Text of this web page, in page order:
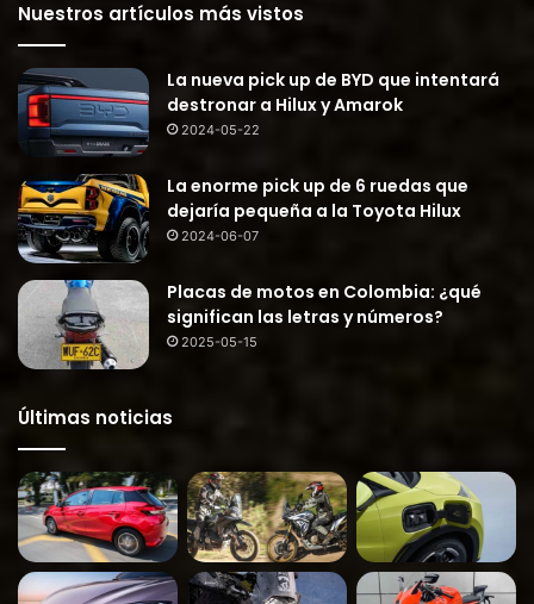
Nuestros artículos más vistos
La nueva pick up de BYD que intentará
destronar a Hilux y Amarok
2024-05-22
La enorme pick up de 6 ruedas que
dejaría pequeña a la Toyota Hilux
2024-06-07
Placas de motos en Colombia: ¿qué
significan las letras y números?
2025-05-15
Últimas noticias